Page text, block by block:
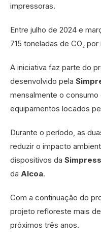
impressoras.
Entre julho de 2024 e
715 toneladas de CO₂
A iniciativa faz parte do
desenvolvido pela
mensalmente o
equipamentos locados
Durante o período, as
reduzir o impacto
dispositivos da Simpress
da Alcoa.
Com a continuação do
projeto refloreste mais
próximos três anos.